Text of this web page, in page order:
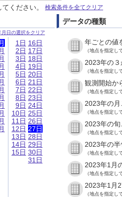
ください。 検索条件を全てクリア
月日の選択をクリア
1日
2日
3日
4日
5日
6日
7日
8日
9日
10日
11日
12日
13日
14日
15日
16日
17日
18日
19日
20日
21日
22日
23日
24日
25日
26日
27日
28日
29日
30日
31日
データの種類
年ごとの値
（地点を指定し
2023年の
（地点を指定し
観測開始か
（地点を指定し
2023年の
（地点を指定し
2023年の
（地点を指定し
2023年の
（地点を指定し
2023年1月
（地点を指定し
2023年1月
（地点を指定し